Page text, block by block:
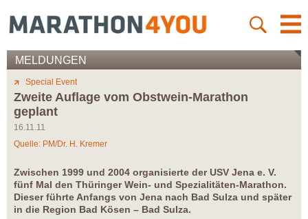
MELDUNGEN
Special Event
Zweite Auflage vom Obstwein-Marathon
geplant
16.11.11
Quelle: PM/Dr. H. Kremer
Zwischen 1999 und 2004 organisierte der USV Jena e. V.
fünf Mal den Thüringer Wein- und Spezialitäten-Marathon.
Dieser führte Anfangs von Jena nach Bad Sulza und später
in die Region Bad Kösen – Bad Sulza.